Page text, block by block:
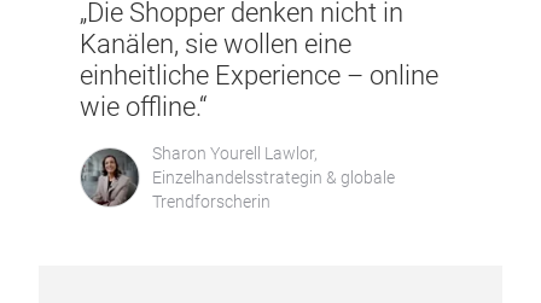
„Die Shopper denken nicht in
Kanälen, sie wollen eine
einheitliche Experience – online
wie offline.“
Sharon Yourell Lawlor,
Einzelhandelsstrategin & globale
Trendforscherin